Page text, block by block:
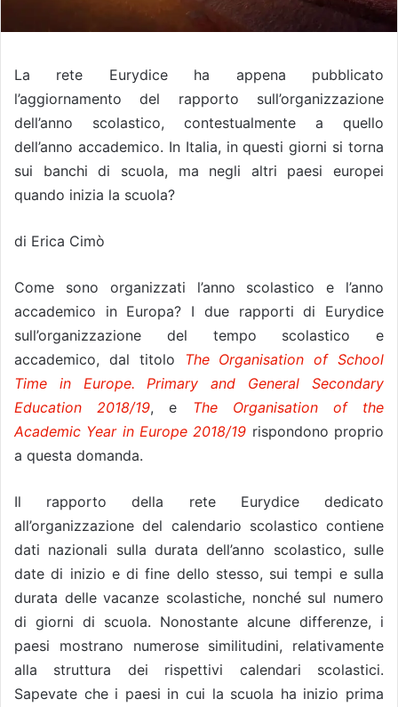
La rete Eurydice ha appena pubblicato
l’aggiornamento del rapporto sull’organizzazione
dell’anno scolastico, contestualmente a quello
dell’anno accademico. In Italia, in questi giorni si torna
sui banchi di scuola, ma negli altri paesi europei
quando inizia la scuola?
di Erica Cimò
Come sono organizzati l’anno scolastico e l’anno
accademico in Europa? I due rapporti di Eurydice
sull’organizzazione del tempo scolastico e
accademico, dal titolo The Organisation of School
Time in Europe. Primary and General Secondary
Education 2018/19, e The Organisation of the
Academic Year in Europe 2018/19 rispondono proprio
a questa domanda.
Il rapporto della rete Eurydice dedicato
all’organizzazione del calendario scolastico contiene
dati nazionali sulla durata dell’anno scolastico, sulle
date di inizio e di fine dello stesso, sui tempi e sulla
durata delle vacanze scolastiche, nonché sul numero
di giorni di scuola. Nonostante alcune differenze, i
paesi mostrano numerose similitudini, relativamente
alla struttura dei rispettivi calendari scolastici.
Sapevate che i paesi in cui la scuola ha inizio prima